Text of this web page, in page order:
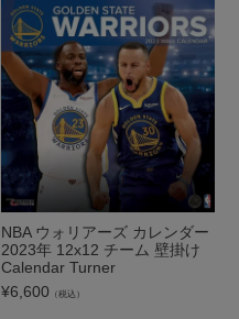
NBA ウォリアーズ カレンダー
2023年 12x12 チーム 壁掛け
Calendar Turner
¥6,600 （税込）